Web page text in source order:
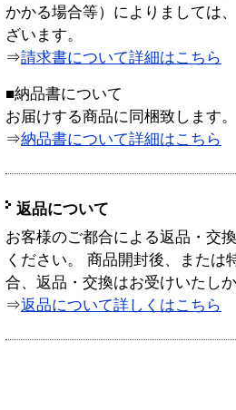
かかる場合等）によりましては
ざいます。
⇒請求書について詳細はこちら
■納品書について
お届けする商品に同梱致します。
⇒納品書について詳細はこちら
返品について
お客様のご都合による返品・交
ください。 商品開封後、または
合、返品・交換はお受けいたし
⇒返品について詳しくはこちら